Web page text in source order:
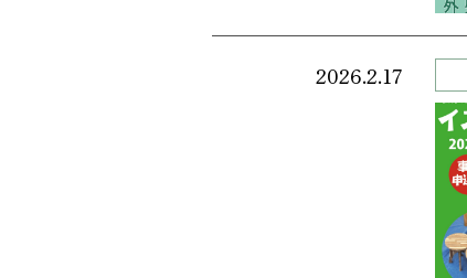
2026.2.17